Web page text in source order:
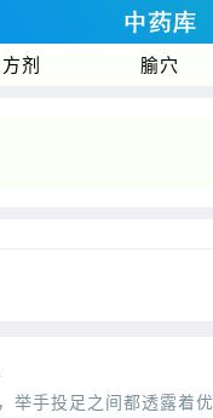
方剂 腧穴